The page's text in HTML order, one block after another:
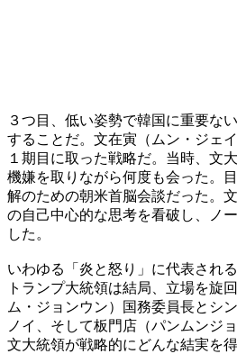
３つ目、低い姿勢で韓国に重要な
することだ。文在寅（ムン・ジェ
１期目に取った戦略だ。当時、文
機嫌を取りながら何度も会った。
解のための朝米首脳会談だった。
の自己中心的な思考を看破し、ノ
した。
いわゆる「炎と怒り」に代表され
トランプ大統領は結局、立場を旋
ム・ジョンウン）国務委員長とシ
ノイ、そして板門店（パンムンジ
文大統領が戦略的にどんな結実を